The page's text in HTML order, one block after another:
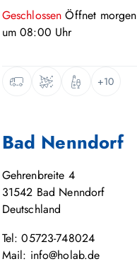
GeschlossenÖffnet morgen
um08:00 Uhr
+10
Bad Nenndorf
Gehrenbreite 4
31542 Bad Nenndorf
Deutschland
Tel: 05723-748024
Mail: info@holab.de